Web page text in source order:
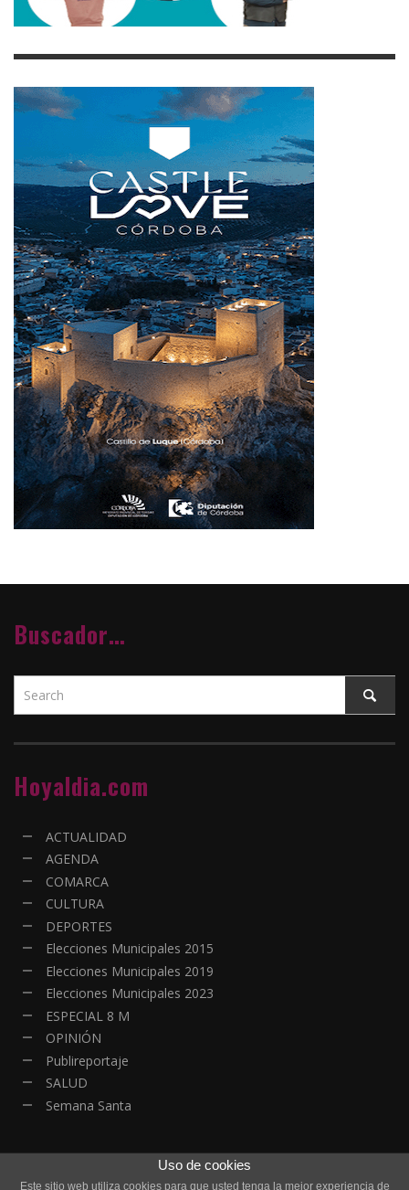
Buscador…
Hoyaldia.com
ACTUALIDAD
AGENDA
COMARCA
CULTURA
DEPORTES
Elecciones Municipales 2015
Elecciones Municipales 2019
Elecciones Municipales 2023
ESPECIAL 8 M
OPINIÓN
Publireportaje
SALUD
Semana Santa
Uso de cookies
Este sitio web utiliza cookies para que usted tenga la mejor experiencia de